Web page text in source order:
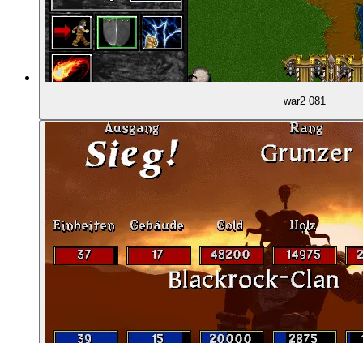
01:32:37 Taktische Unterschiede durch Zaubersprüche
01:39:25 Oger-Magier: Übermächtig?
01:48:09 Mehr Komplexität im Macro ...
01:52:42 Die Computer-KI im Multiplayer
war2 081